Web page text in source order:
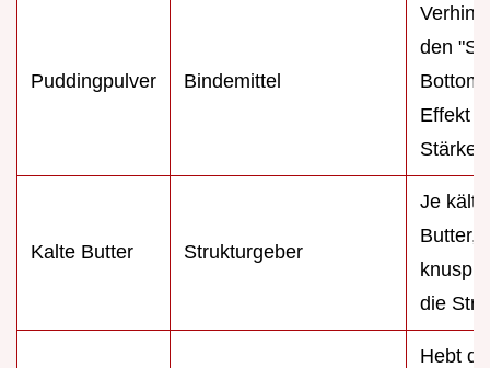
Puddingpulver Bindemittel
den
Bottom"
Effekt
Stärke
Kalte Butter Strukturgeber
Je
Butter,
die
Hebt